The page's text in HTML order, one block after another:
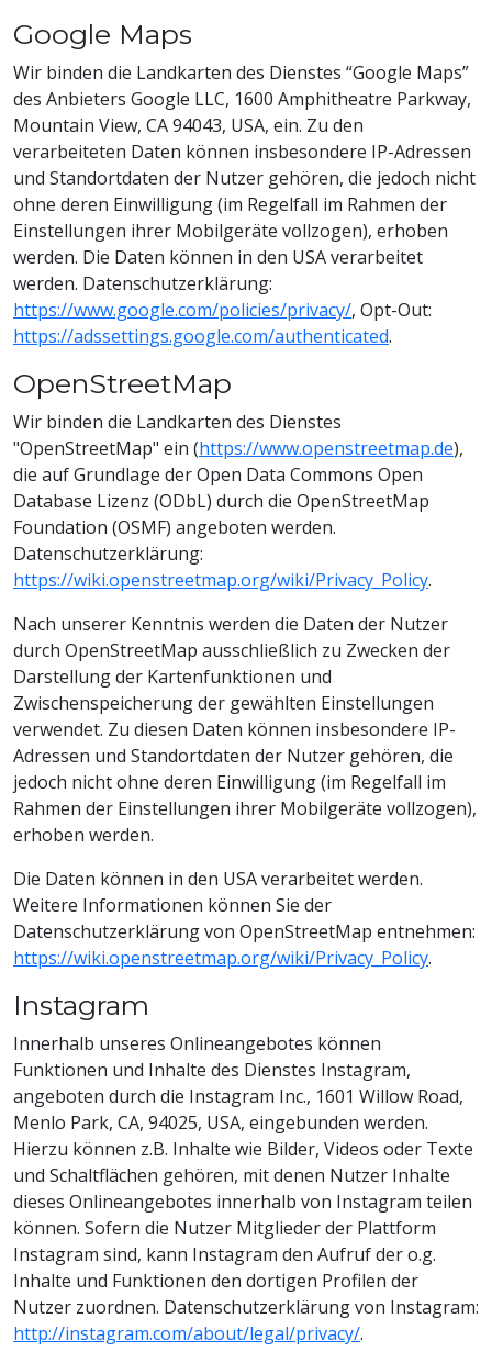
Google Maps
Wir binden die Landkarten des Dienstes “Google Maps”
des Anbieters Google LLC, 1600 Amphitheatre Parkway,
Mountain View, CA 94043, USA, ein. Zu den
verarbeiteten Daten können insbesondere IP-Adressen
und Standortdaten der Nutzer gehören, die jedoch nicht
ohne deren Einwilligung (im Regelfall im Rahmen der
Einstellungen ihrer Mobilgeräte vollzogen), erhoben
werden. Die Daten können in den USA verarbeitet
werden. Datenschutzerklärung:
https://www.google.com/policies/privacy/, Opt-Out:
https://adssettings.google.com/authenticated.
OpenStreetMap
Wir binden die Landkarten des Dienstes
"OpenStreetMap" ein (https://www.openstreetmap.de),
die auf Grundlage der Open Data Commons Open
Database Lizenz (ODbL) durch die OpenStreetMap
Foundation (OSMF) angeboten werden.
Datenschutzerklärung:
https://wiki.openstreetmap.org/wiki/Privacy_Policy.
Nach unserer Kenntnis werden die Daten der Nutzer
durch OpenStreetMap ausschließlich zu Zwecken der
Darstellung der Kartenfunktionen und
Zwischenspeicherung der gewählten Einstellungen
verwendet. Zu diesen Daten können insbesondere IP-
Adressen und Standortdaten der Nutzer gehören, die
jedoch nicht ohne deren Einwilligung (im Regelfall im
Rahmen der Einstellungen ihrer Mobilgeräte vollzogen),
erhoben werden.
Die Daten können in den USA verarbeitet werden.
Weitere Informationen können Sie der
Datenschutzerklärung von OpenStreetMap entnehmen:
https://wiki.openstreetmap.org/wiki/Privacy_Policy.
Instagram
Innerhalb unseres Onlineangebotes können
Funktionen und Inhalte des Dienstes Instagram,
angeboten durch die Instagram Inc., 1601 Willow Road,
Menlo Park, CA, 94025, USA, eingebunden werden.
Hierzu können z.B. Inhalte wie Bilder, Videos oder Texte
und Schaltflächen gehören, mit denen Nutzer Inhalte
dieses Onlineangebotes innerhalb von Instagram teilen
können. Sofern die Nutzer Mitglieder der Plattform
Instagram sind, kann Instagram den Aufruf der o.g.
Inhalte und Funktionen den dortigen Profilen der
Nutzer zuordnen. Datenschutzerklärung von Instagram:
http://instagram.com/about/legal/privacy/.